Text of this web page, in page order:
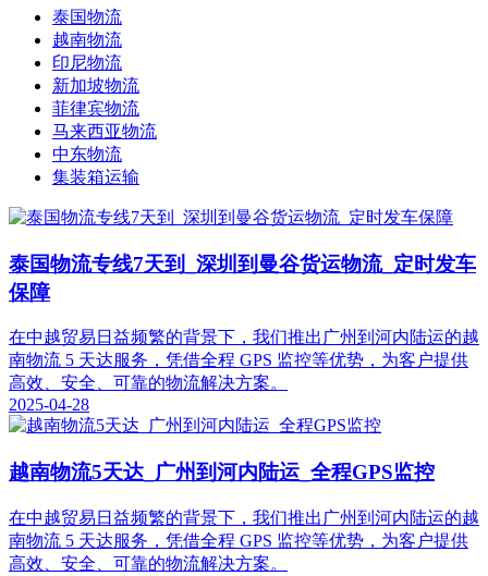
泰国物流
越南物流
印尼物流
新加坡物流
菲律宾物流
马来西亚物流
中东物流
集装箱运输
泰国物流专线7天到_深圳到曼谷货运物流_定时发车
保障
在中越贸易日益频繁的背景下，我们推出广州到河内陆运的越
南物流 5 天达服务，凭借全程 GPS 监控等优势，为客户提供
高效、安全、可靠的物流解决方案。
2025-04-28
越南物流5天达_广州到河内陆运_全程GPS监控
在中越贸易日益频繁的背景下，我们推出广州到河内陆运的越
南物流 5 天达服务，凭借全程 GPS 监控等优势，为客户提供
高效、安全、可靠的物流解决方案。